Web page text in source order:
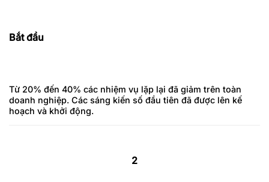
Bắt đầu
Từ 20% đến 40% các nhiệm vụ lặp lại đã giảm trên toàn
doanh nghiệp. Các sáng kiến số đầu tiên đã được lên kế
hoạch và khởi động.
2